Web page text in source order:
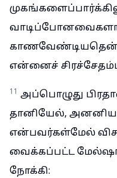
என்னைச்
11 அப்பொழுது
தானியேல்,
என்பவர்கள்மேல்
வைக்கப்பட்ட
நோக்கி: